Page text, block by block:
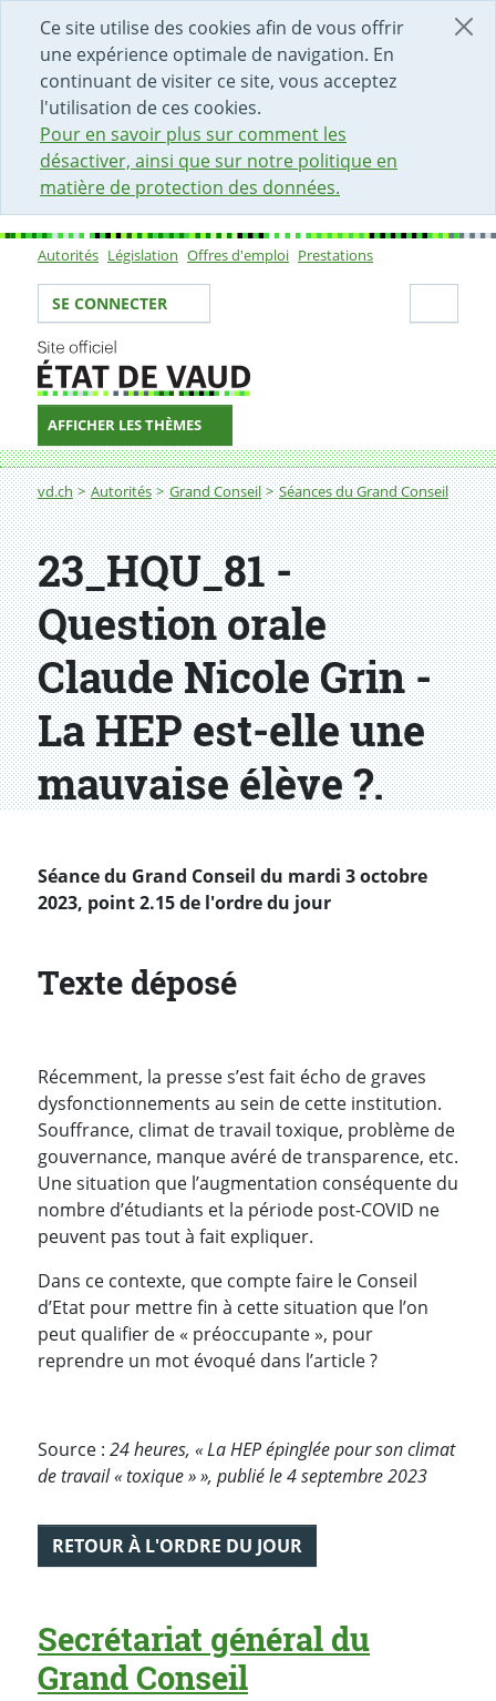
Ce site utilise des cookies afin de vous offrir
une expérience optimale de navigation. En
continuant de visiter ce site, vous acceptez
l'utilisation de ces cookies.
Pour en savoir plus sur comment les
désactiver, ainsi que sur notre politique en
matière de protection des données.
DÉBUT DU CONTENU DE LA PAGE
ACCÈS AU CHAMP DE RECHERCHE
PAGE D'ACCUEIL
FORMULAIRE DE CONTACT
Sous-navigation
Autorités Législation Offres d'emploi Prestations
Votre identité
SE CONNECTER
AFFICHER LES THÈMES
Fil d'Ariane
vd.ch Autorités Grand Conseil Séances du Grand Conseil
23_HQU_81 -
Question orale
Claude Nicole Grin -
La HEP est-elle une
mauvaise élève ?.
Séance du Grand Conseil du mardi 3 octobre
2023, point 2.15 de l'ordre du jour
Texte déposé
Récemment, la presse s’est fait écho de graves
dysfonctionnements au sein de cette institution.
Souffrance, climat de travail toxique, problème de
gouvernance, manque avéré de transparence, etc.
Une situation que l’augmentation conséquente du
nombre d’étudiants et la période post-COVID ne
peuvent pas tout à fait expliquer.
Dans ce contexte, que compte faire le Conseil
d’Etat pour mettre fin à cette situation que l’on
peut qualifier de « préoccupante », pour
reprendre un mot évoqué dans l’article ?
Source : 24 heures, « La HEP épinglée pour son climat
de travail « toxique » », publié le 4 septembre 2023
RETOUR À L'ORDRE DU JOUR
Secrétariat général du
Grand Conseil